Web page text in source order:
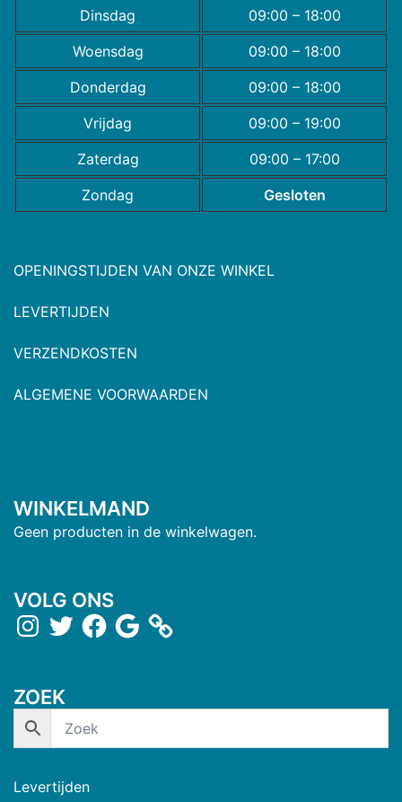
Dinsdag
09:00 – 18:00
Woensdag
09:00 – 18:00
Donderdag
09:00 – 18:00
Vrijdag
09:00 – 19:00
Zaterdag
09:00 – 17:00
Zondag
Gesloten
OPENINGSTIJDEN VAN ONZE WINKEL
LEVERTIJDEN
VERZENDKOSTEN
ALGEMENE VOORWAARDEN
WINKELMAND
Geen producten in de winkelwagen.
VOLG ONS
ZOEK
Levertijden